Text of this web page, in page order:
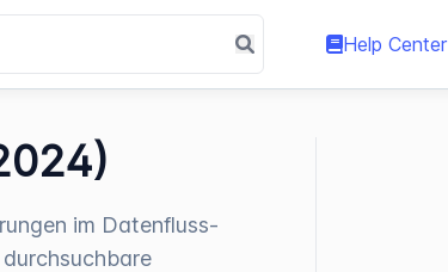
Help Center
im Datenfluss-